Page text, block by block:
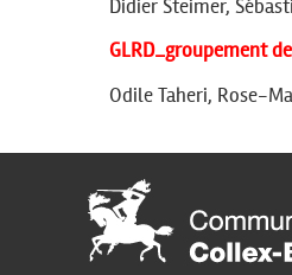
Didier Steimer,
GLRD_groupement
Odile Taheri, Rose-